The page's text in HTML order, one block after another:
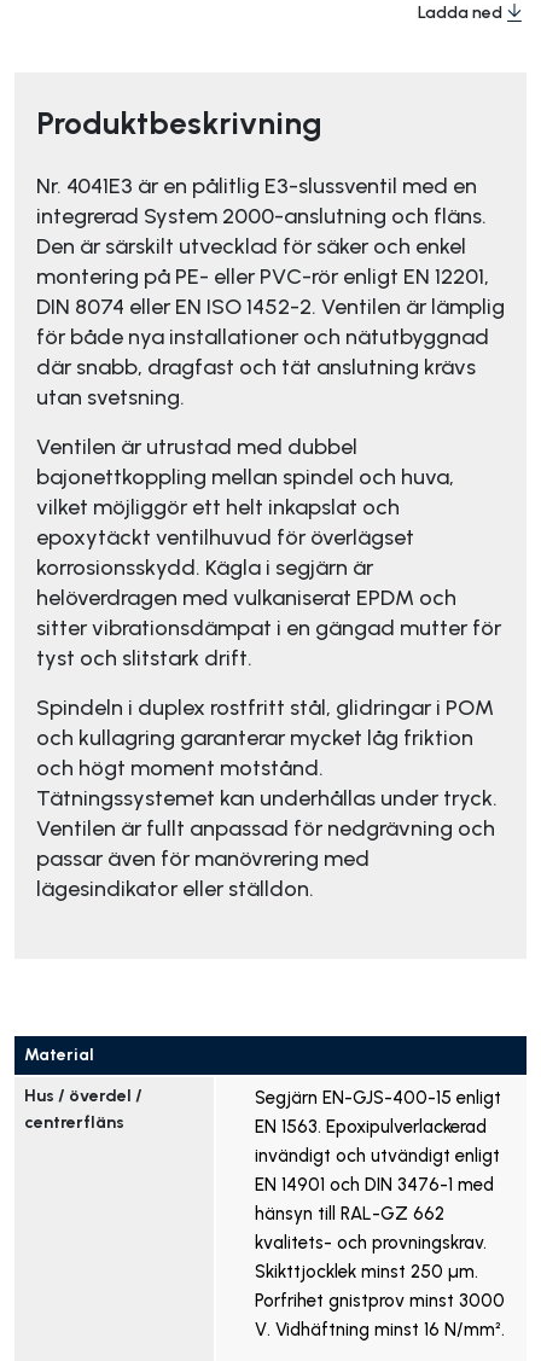
Ladda ned
Produktbeskrivning
Nr. 4041E3 är en pålitlig E3-slussventil med en
integrerad System 2000-anslutning och fläns.
Den är särskilt utvecklad för säker och enkel
montering på PE- eller PVC-rör enligt EN 12201,
DIN 8074 eller EN ISO 1452-2. Ventilen är lämplig
för både nya installationer och nätutbyggnad
där snabb, dragfast och tät anslutning krävs
utan svetsning.
Ventilen är utrustad med dubbel
bajonettkoppling mellan spindel och huva,
vilket möjliggör ett helt inkapslat och
epoxytäckt ventilhuvud för överlägset
korrosionsskydd. Kägla i segjärn är
helöverdragen med vulkaniserat EPDM och
sitter vibrationsdämpat i en gängad mutter för
tyst och slitstark drift.
Spindeln i duplex rostfritt stål, glidringar i POM
och kullagring garanterar mycket låg friktion
och högt moment motstånd.
Tätningssystemet kan underhållas under tryck.
Ventilen är fullt anpassad för nedgrävning och
passar även för manövrering med
lägesindikator eller ställdon.
Material
Hus / överdel /
centrerfläns
Segjärn EN-GJS-400-15 enligt
EN 1563. Epoxipulverlackerad
invändigt och utvändigt enligt
EN 14901 och DIN 3476-1 med
hänsyn till RAL-GZ 662
kvalitets- och provningskrav.
Skikttjocklek minst 250 µm.
Porfrihet gnistprov minst 3000
V. Vidhäftning minst 16 N/mm².